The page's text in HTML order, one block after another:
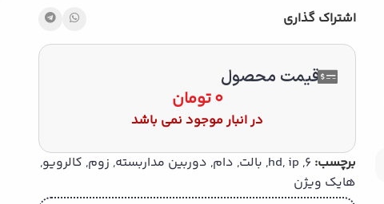
اشتراک گذاری
قیمت محصول
0تومان
در انبار موجود نمی باشد
برچسب: 6
,
hd, ip
, بالت, دام, دوربین مداربسته, زوم, کالرویو,
هایک ویژن